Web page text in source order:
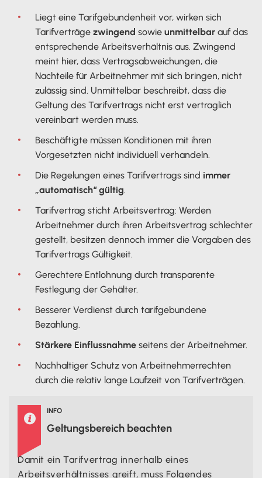
Liegt eine Tarifgebundenheit vor, wirken sich
Tarifverträge zwingend sowie unmittelbar auf das
entsprechende Arbeitsverhältnis aus. Zwingend
meint hier, dass Vertragsabweichungen, die
Nachteile für Arbeitnehmer mit sich bringen, nicht
zulässig sind. Unmittelbar beschreibt, dass die
Geltung des Tarifvertrags nicht erst vertraglich
vereinbart werden muss.
Beschäftigte müssen Konditionen mit ihren
Vorgesetzten nicht individuell verhandeln.
Die Regelungen eines Tarifvertrags sind immer
„automatisch“ gültig.
Tarifvertrag sticht Arbeitsvertrag: Werden
Arbeitnehmer durch ihren Arbeitsvertrag schlechter
gestellt, besitzen dennoch immer die Vorgaben des
Tarifvertrags Gültigkeit.
Gerechtere Entlohnung durch transparente
Festlegung der Gehälter.
Besserer Verdienst durch tarifgebundene
Bezahlung.
Stärkere Einflussnahme seitens der Arbeitnehmer.
Nachhaltiger Schutz von Arbeitnehmerrechten
durch die relativ lange Laufzeit von Tarifverträgen.
 INFO
Geltungsbereich beachten
Damit ein Tarifvertrag innerhalb eines
Arbeitsverhältnisses greift, muss Folgendes